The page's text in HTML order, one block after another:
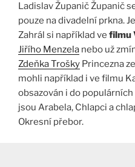
Ladislav Županič Županič
pouze na divadelní prkna.
Zahrál si například ve filmu
Jiřího Menzela nebo už
Zdeňka Trošky Princezna
mohli například i ve filmu
obsazován i do
jsou Arabela, Chlapci a
Okresní přebor.